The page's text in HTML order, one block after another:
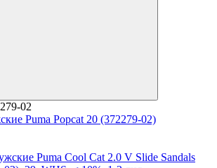
02
Puma Popcat 20 (372279-02)